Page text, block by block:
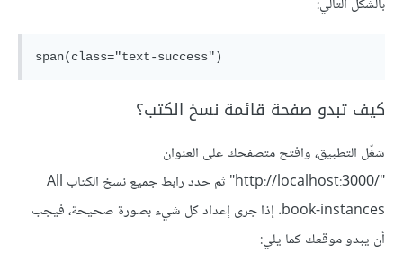
بالشكل التالي:
كيف تبدو صفحة قائمة نسخ الكتب؟
شغّل التطبيق، وافتح متصفحك على العنوان
"http://localhost:3000/‎" ثم حدد رابط جميع نسخ الكتاب All
book-instances. إذا جرى إعداد كل شيء بصورة صحيحة، فيجب
أن يبدو موقعك كما يلي: